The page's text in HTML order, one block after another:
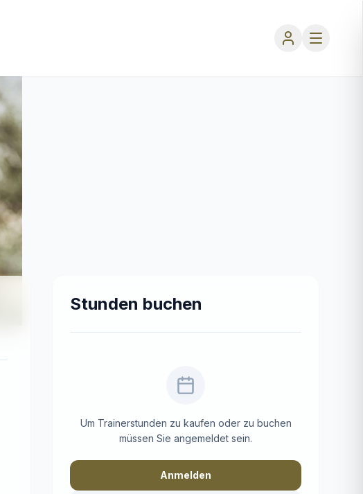
Stunden buchen
Um Trainerstunden zu kaufen oder zu buchen
müssen Sie angemeldet sein.
Anmelden